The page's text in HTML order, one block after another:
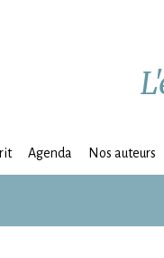
Agenda Nos auteurs